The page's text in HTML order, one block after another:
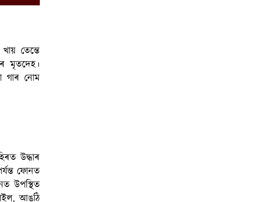
তেন্তে
মৃতদেহ।
গাৰ নোম
উদ্ধাৰ
ফোনত
উপস্থিত
আঙঠি